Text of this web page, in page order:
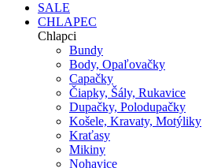
SALE
CHLAPEC
Chlapci
Bundy
Body, Opaľovačky
Capačky
Čiapky, Šály, Rukavice
Dupačky, Polodupačky
Košele, Kravaty, Motýliky
Kraťasy
Mikiny
Nohavice